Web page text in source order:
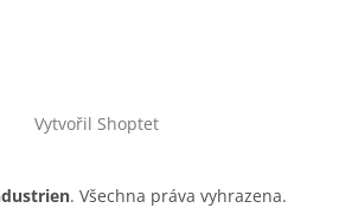
Vytvořil Shoptet
. Všechna práva vyhrazena.